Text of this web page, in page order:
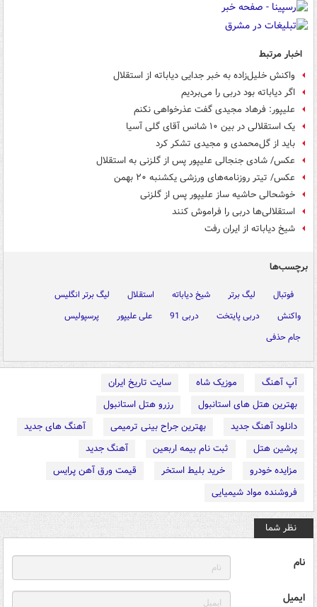
اخبار مرتبط
واکنش خلیل‌زاده به خبر جدایی دیاباته از استقلال
اگر دیاباته بود دربی را می‌بردیم
علیپور: فرهاد مجیدی گفت عذرخواهی نکنم
یک استقلالی در بین ۱۰ شانس آقای گلی آسیا
باید از گل‌محمدی و مجیدی تشکر کرد
عکس/ شادی جنجالی علیپور پس از گلزنی به استقلال
عکس/ تیتر روزنامه‌های ورزشی یکشنبه ۲۰ بهمن
خوشحالی حاشیه ساز علیپور پس از گلزنی
استقلالی‌ها دربی را فراموش کنند
شیخ دیاباته از ایران رفت
برچسب‌ها
فوتبال لیگ برتر شیخ دیاباته استقلال
لیگ برتر انگلیس
واکنش
دربی پایتخت دربی 91 علی علیپور
پرسپولیس
جام حذفی
آپ آهنگ موزیک شاه
سایت تاریخ ایران
بهترین هتل های استانبول
رزرو هتل استانبول
دانلود آهنگ جدید
بهترین جراح بینی ترمیمی
آهنگ های جدید
پرشین هتل
ثبت نام بیمه اربعین
آهنگ جدید
مزایده خودرو
خرید بلیط استخر
قیمت ورق آهن پرایس
فروشنده مواد شیمیایی
نظر شما
نام
ایمیل